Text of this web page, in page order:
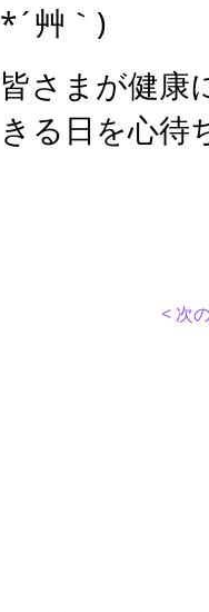
*´艸｀)
皆さまが健康
きる日を心待
< 次